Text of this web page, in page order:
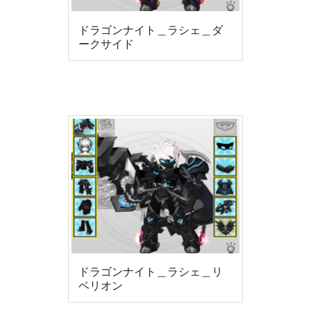
ドラゴンナイト＿ラシェ＿ダ
ークサイド
ドラゴンナイト＿ラシェ＿リ
ベリオン